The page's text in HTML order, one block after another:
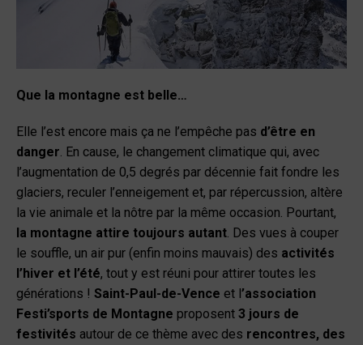
Que la montagne est belle…
Elle l’est encore mais ça ne l’empêche pas d’être en
danger . En cause, le changement climatique qui, avec
l’augmentation de 0,5 degrés par décennie fait fondre les
glaciers, reculer l’enneigement et, par répercussion, altère
la vie animale et la nôtre par la même occasion. Pourtant,
la montagne attire toujours autant . Des vues à couper
le souffle, un air pur (enfin moins mauvais) des activités
l’hiver et l’été, tout y est réuni pour attirer toutes les
générations ! Saint-Paul-de-Vence et l’association
Festi’sports de Montagne proposent 3 jours de
festivités autour de ce thème avec des rencontres, des